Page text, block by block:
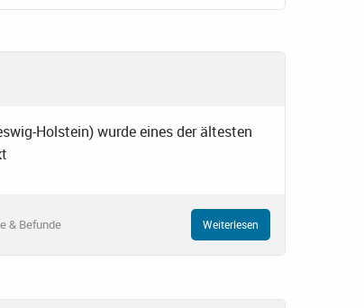
Holstein) wurde eines der ältesten
& Befunde Weiterlesen